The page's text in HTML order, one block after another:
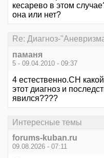
кесарево в этом
она или нет?
Re: Диагноз-
паманя
5 - 09.04.2010 - 09:37
4 естественно.СН
этот диагноз и
явился????
Интересные темы
forums-kuban.ru
09.08.2026 - 07:11